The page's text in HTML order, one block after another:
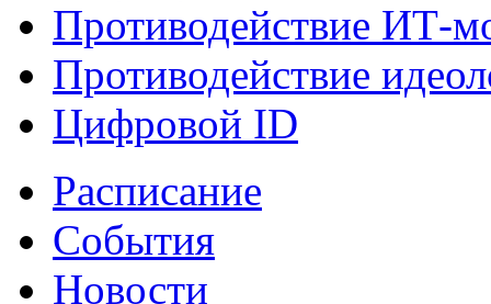
Противодействие ИТ-
Противодействие
Цифровой ID
Расписание
События
Новости